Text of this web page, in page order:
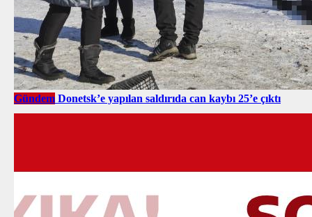
Gündem Donetsk’e yapılan saldırıda can kaybı 25’e çıktı